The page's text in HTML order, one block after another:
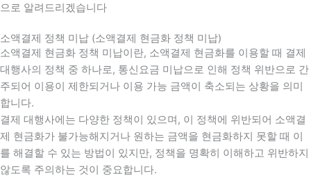
으로 알려드리겠습니다
소액결제 정책 미납 (소액결제 현금화 정책 미납)
소액결제 현금화 정책 미납이란, 소액결제 현금화를 이용할 때 결제
대행사의 정책 중 하나로, 통신요금 미납으로 인해 정책 위반으로 간
주되어 이용이 제한되거나 이용 가능 금액이 축소되는 상황을 의미
합니다.
결제 대행사에는 다양한 정책이 있으며, 이 정책에 위반되어 소액결
제 현금화가 불가능해지거나 원하는 금액을 현금화하지 못할 때 이
를 해결할 수 있는 방법이 있지만, 정책을 명확히 이해하고 위반하지
않도록 주의하는 것이 중요합니다.